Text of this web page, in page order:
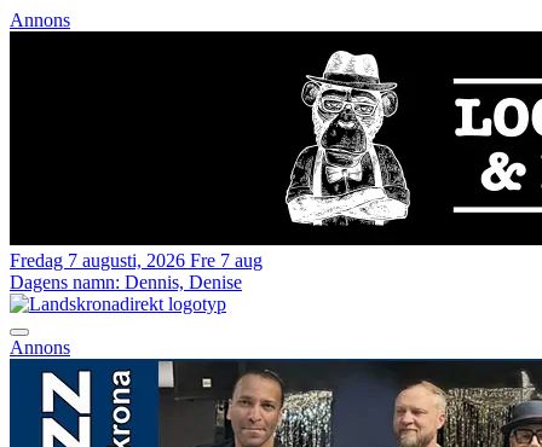
Annons
Fredag 7 augusti, 2026 Fre 7 aug
Dagens namn: Dennis, Denise
Annons